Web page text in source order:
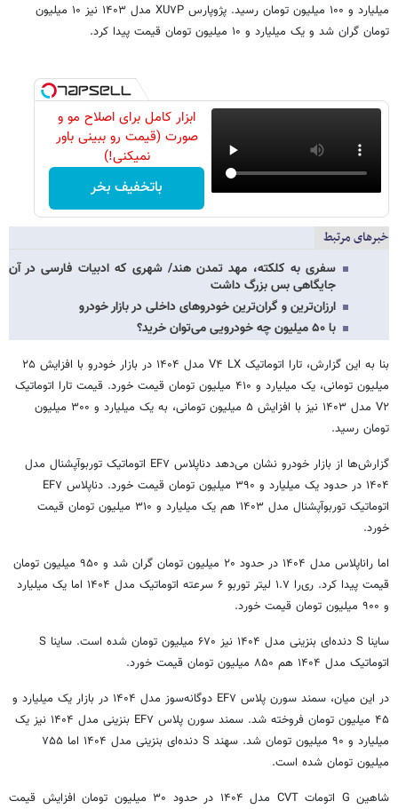
میلیارد و ۱۰۰ میلیون تومان رسید. پژوپارس XU۷P مدل ۱۴۰۳ نیز ۱۰ میلیون
تومان گران شد و یک میلیارد و ۱۰ میلیون تومان قیمت پیدا کرد.
ابزار کامل برای اصلاح مو و
صورت (قیمت رو ببینی باور
نمیکنی!)
باتخفیف بخر
خبرهای مرتبط
سفری به کلکته، مهد تمدن هند/ شهری که ادبیات فارسی در آن
جایگاهی بس بزرگ داشت
ارزان‌ترین و گران‌ترین خودروهای داخلی در بازار خودرو
با ۵۰ میلیون‌ چه خودرویی می‌توان خرید؟
بنا به این گزارش، تارا اتوماتیک V۴ LX مدل ۱۴۰۴ در بازار خودرو با افزایش ۲۵
میلیون تومانی، یک میلیارد و ۴۱۰ میلیون تومان قیمت خورد. قیمت تارا اتوماتیک
V۲ مدل ۱۴۰۳ نیز با افزایش ۵ میلیون تومانی، به یک میلیارد و ۳۰۰ میلیون
تومان رسید.
گزارش‌ها از بازار خودرو نشان می‌دهد دناپلاس EF۷ اتوماتیک توربوآپشنال مدل
۱۴۰۴ در حدود یک میلیارد و ۳۹۰ میلیون تومان قیمت خورد. دناپلاس EF۷
اتوماتیک توربوآپشنال مدل ۱۴۰۳ هم یک میلیارد و ۳۱۰ میلیون تومان قیمت
خورد.
اما راناپلاس مدل ۱۴۰۴ در حدود ۲۰ میلیون تومان گران شد و ۹۵۰ میلیون تومان
قیمت پیدا کرد. ری‌را ۱.۷ لیتر توربو ۶ سرعته اتوماتیک مدل ۱۴۰۴ اما یک میلیارد
و ۹۰۰ میلیون تومان قیمت خورد.
ساینا S دنده‌ای بنزینی مدل ۱۴۰۴ نیز ۶۷۰ میلیون تومان شده است. ساینا S
اتوماتیک مدل ۱۴۰۴ هم ۸۵۰ میلیون تومان قیمت خورد.
در این میان، سمند سورن پلاس EF۷ دوگانه‌سوز مدل ۱۴۰۴ در بازار یک میلیارد و
۴۵ میلیون تومان فروخته شد. سمند سورن پلاس EF۷ بنزینی مدل ۱۴۰۴ نیز یک
میلیارد و ۹۰ میلیون تومان شد. سهند S دنده‌ای بنزینی مدل ۱۴۰۴ اما ۷۵۵
میلیون تومان شده است.
شاهین G اتومات CVT مدل ۱۴۰۴ در حدود ۳۰ میلیون تومان افزایش قیمت